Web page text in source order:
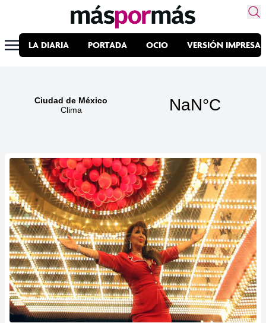
LA DIARIA PORTADA OCIO VERSIÓN IMPRESA